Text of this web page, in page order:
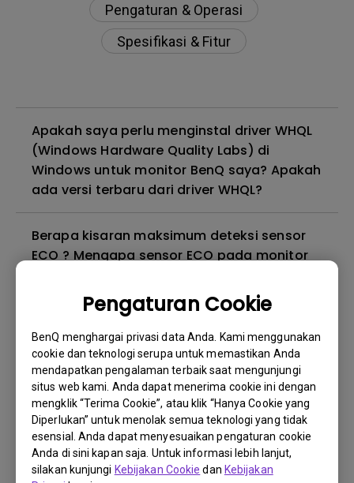
Pengaturan Cookie
BenQ menghargai privasi data Anda. Kami menggunakan
cookie dan teknologi serupa untuk memastikan Anda
mendapatkan pengalaman terbaik saat mengunjungi
situs web kami. Anda dapat menerima cookie ini dengan
mengklik “Terima Cookie”, atau klik “Hanya Cookie yang
Diperlukan” untuk menolak semua teknologi yang tidak
esensial. Anda dapat menyesuaikan pengaturan cookie
Anda di sini kapan saja. Untuk informasi lebih lanjut,
silakan kunjungi Kebijakan Cookie dan Kebijakan
Pengaturan & Operasi
Spesifikasi & Fitur
Apakah saya perlu menginstal driver WHQL
(Windows Hardware Quality Labs) di
Windows untuk monitor BenQ saya? Apakah
ada versi terbaru dari driver WHQL?
Berapa kisaran maksimum deteksi sensor
ECO ? Mengapa sensor ECO pada monitor
mestinya?
Mengapa monitor saya berkedip-kedip?
Mengapa monitor BenQ saya tidak dapat
ditampilkan dengan benar melalui kabel
USB-C(Type C)?
Apa itu kebocoran lampu latar atau